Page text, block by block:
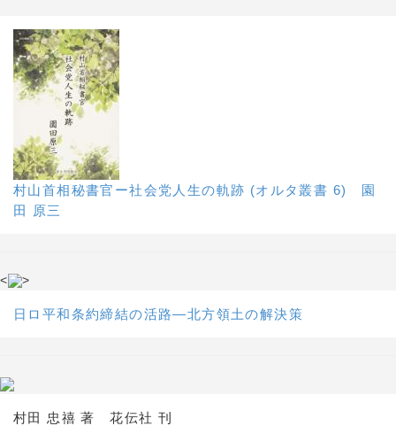
村山首相秘書官ー社会党人生の軌跡 (オルタ叢書 6) 園
田 原三
< >
日ロ平和条約締結の活路―北方領土の解決策
村田 忠禧 著 花伝社 刊